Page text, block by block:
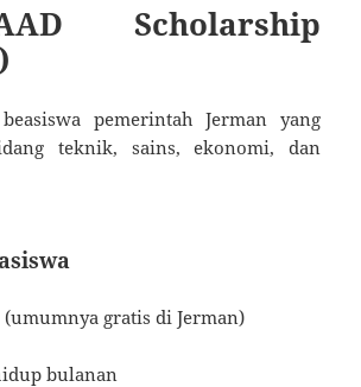
Scholarship
pemerintah Jerman yang
teknik, sains, ekonomi, dan
gratis di Jerman)
bulanan